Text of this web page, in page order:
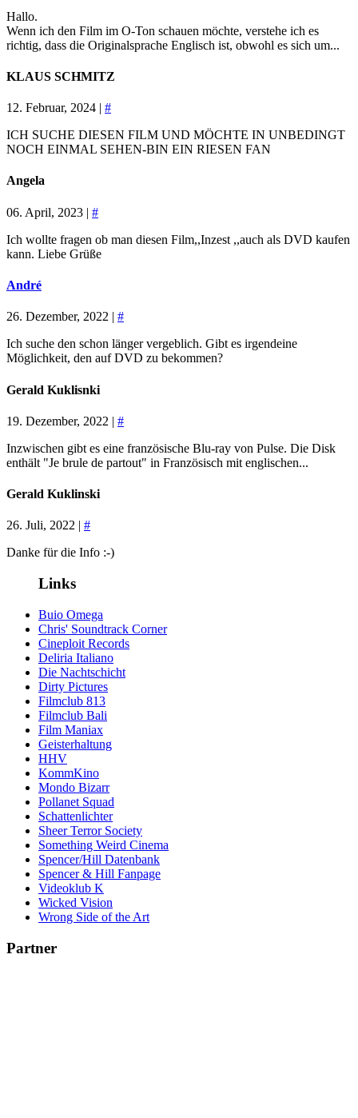
Hallo.
Wenn ich den Film im O-Ton schauen möchte, verstehe ich es
richtig, dass die Originalsprache Englisch ist, obwohl es sich um...
KLAUS SCHMITZ
12. Februar, 2024 | #
ICH SUCHE DIESEN FILM UND MÖCHTE IN UNBEDINGT
NOCH EINMAL SEHEN-BIN EIN RIESEN FAN
Angela
06. April, 2023 | #
Ich wollte fragen ob man diesen Film,,Inzest ,,auch als DVD kaufen
kann. Liebe Grüße
André
26. Dezember, 2022 | #
Ich suche den schon länger vergeblich. Gibt es irgendeine
Möglichkeit, den auf DVD zu bekommen?
Gerald Kuklisnki
19. Dezember, 2022 | #
Inzwischen gibt es eine französische Blu-ray von Pulse. Die Disk
enthält "Je brule de partout" in Französisch mit englischen...
Gerald Kuklinski
26. Juli, 2022 | #
Danke für die Info :-)
Links
Buio Omega
Chris' Soundtrack Corner
Cineploit Records
Deliria Italiano
Die Nachtschicht
Dirty Pictures
Filmclub 813
Filmclub Bali
Film Maniax
Geisterhaltung
HHV
KommKino
Mondo Bizarr
Pollanet Squad
Schattenlichter
Sheer Terror Society
Something Weird Cinema
Spencer/Hill Datenbank
Spencer & Hill Fanpage
Videoklub K
Wicked Vision
Wrong Side of the Art
Partner